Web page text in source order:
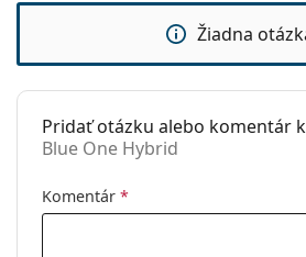
Žiadna
Pridať otázku alebo komentár
Blue One Hybrid
Komentár *